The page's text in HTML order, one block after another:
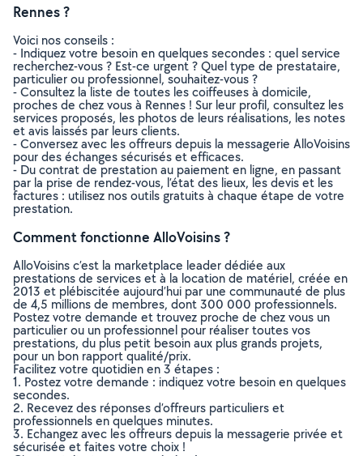
Rennes ?
Voici nos conseils :
- Indiquez votre besoin en quelques secondes : quel service
recherchez-vous ? Est-ce urgent ? Quel type de prestataire,
particulier ou professionnel, souhaitez-vous ?
- Consultez la liste de toutes les coiffeuses à domicile,
proches de chez vous à Rennes ! Sur leur profil, consultez les
services proposés, les photos de leurs réalisations, les notes
et avis laissés par leurs clients.
- Conversez avec les offreurs depuis la messagerie AlloVoisins
pour des échanges sécurisés et efficaces.
- Du contrat de prestation au paiement en ligne, en passant
par la prise de rendez-vous, l’état des lieux, les devis et les
factures : utilisez nos outils gratuits à chaque étape de votre
prestation.
Comment fonctionne AlloVoisins ?
AlloVoisins c’est la marketplace leader dédiée aux
prestations de services et à la location de matériel, créée en
2013 et plébiscitée aujourd’hui par une communauté de plus
de 4,5 millions de membres, dont 300 000 professionnels.
Postez votre demande et trouvez proche de chez vous un
particulier ou un professionnel pour réaliser toutes vos
prestations, du plus petit besoin aux plus grands projets,
pour un bon rapport qualité/prix.
Facilitez votre quotidien en 3 étapes :
1. Postez votre demande : indiquez votre besoin en quelques
secondes.
2. Recevez des réponses d’offreurs particuliers et
professionnels en quelques minutes.
3. Echangez avec les offreurs depuis la messagerie privée et
sécurisée et faites votre choix !